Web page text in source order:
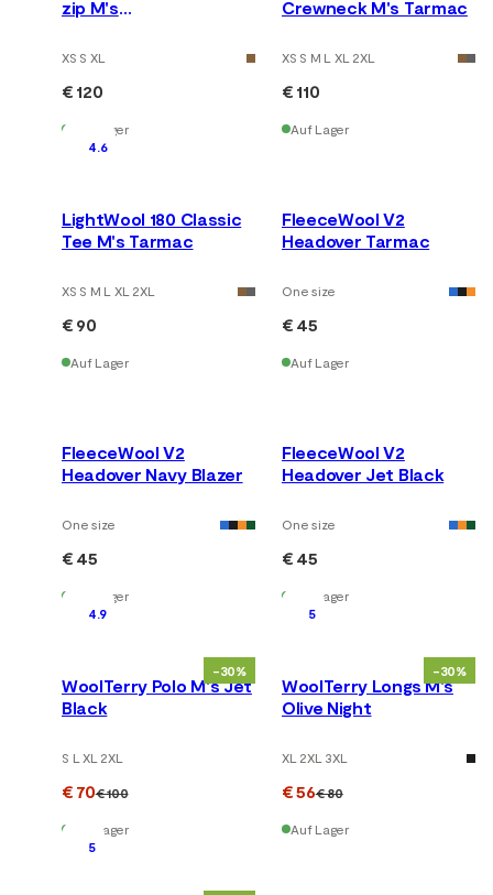
zip M's
XS S XL
€ 120
Auf Lager
Crewneck M's Tarmac
XS S M L XL 2XL
€ 110
Auf Lager
4.6
LightWool 180 Classic
Tee M's Tarmac
XS S M L XL 2XL
€ 90
Auf Lager
FleeceWool V2
Headover Tarmac
One size
€ 45
Auf Lager
FleeceWool V2
Headover Navy Blazer
One size
€ 45
Auf Lager
FleeceWool V2
Headover Jet Black
One size
€ 45
Auf Lager
-30%
4.9
WoolTerry Polo M's Jet
Black
S L XL 2XL
€ 70€ 100
Auf Lager
-30%
5
WoolTerry Longs M's
Olive Night
XL 2XL 3XL
€ 56€ 80
Auf Lager
5